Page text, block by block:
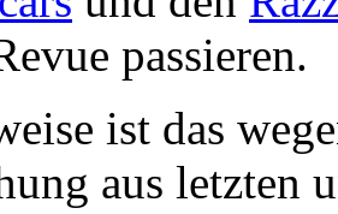
passieren.
ist das
aus letzten